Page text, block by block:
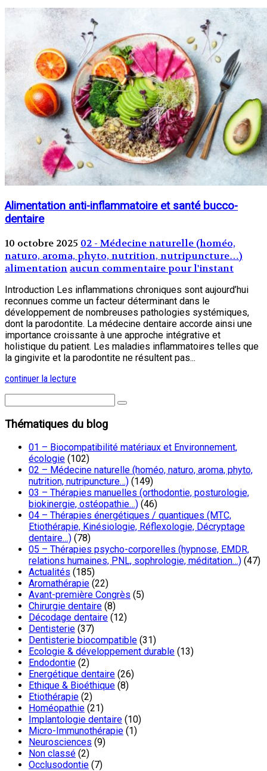
Alimentation anti-inflammatoire et santé bucco-
dentaire
10 octobre 2025 02 - Médecine naturelle (homéo,
naturo, aroma, phyto, nutrition, nutripuncture…)
alimentation aucun commentaire pour l'instant
Introduction Les inflammations chroniques sont aujourd’hui
reconnues comme un facteur déterminant dans le
développement de nombreuses pathologies systémiques,
dont la parodontite. La médecine dentaire accorde ainsi une
importance croissante à une approche intégrative et
holistique du patient. Les maladies inflammatoires telles que
la gingivite et la parodontite ne résultent pas...
continuer la lecture
Thématiques du blog
01 – Biocompatibilité matériaux et Environnement,
écologie (102)
02 – Médecine naturelle (homéo, naturo, aroma, phyto,
nutrition, nutripuncture…) (149)
03 – Thérapies manuelles (orthodontie, posturologie,
biokinergie, ostéopathie…) (46)
04 – Thérapies énergétiques / quantiques (MTC,
Etiothérapie, Kinésiologie, Réflexologie, Décryptage
dentaire…) (78)
05 – Thérapies psycho-corporelles (hypnose, EMDR,
relations humaines, PNL, sophrologie, méditation…) (47)
Actualités (185)
Aromathérapie (22)
Avant-première Congrès (5)
Chirurgie dentaire (8)
Décodage dentaire (12)
Dentisterie (37)
Dentisterie biocompatible (31)
Ecologie & développement durable (13)
Endodontie (2)
Energétique dentaire (26)
Ethique & Bioéthique (8)
Etiothérapie (2)
Homéopathie (21)
Implantologie dentaire (10)
Micro-Immunothérapie (1)
Neurosciences (9)
Non classé (2)
Occlusodontie (7)